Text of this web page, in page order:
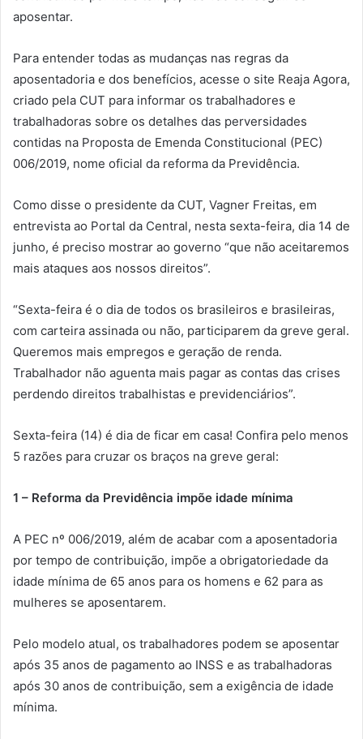
aposentar.
Para entender todas as mudanças nas regras da
aposentadoria e dos benefícios, acesse o site Reaja Agora,
criado pela CUT para informar os trabalhadores e
trabalhadoras sobre os detalhes das perversidades
contidas na Proposta de Emenda Constitucional (PEC)
006/2019, nome oficial da reforma da Previdência.
Como disse o presidente da CUT, Vagner Freitas, em
entrevista ao Portal da Central, nesta sexta-feira, dia 14 de
junho, é preciso mostrar ao governo “que não aceitaremos
mais ataques aos nossos direitos”.
“Sexta-feira é o dia de todos os brasileiros e brasileiras,
com carteira assinada ou não, participarem da greve geral.
Queremos mais empregos e geração de renda.
Trabalhador não aguenta mais pagar as contas das crises
perdendo direitos trabalhistas e previdenciários”.
Sexta-feira (14) é dia de ficar em casa! Confira pelo menos
5 razões para cruzar os braços na greve geral:
1 – Reforma da Previdência impõe idade mínima
A PEC nº 006/2019, além de acabar com a aposentadoria
por tempo de contribuição, impõe a obrigatoriedade da
idade mínima de 65 anos para os homens e 62 para as
mulheres se aposentarem.
Pelo modelo atual, os trabalhadores podem se aposentar
após 35 anos de pagamento ao INSS e as trabalhadoras
após 30 anos de contribuição, sem a exigência de idade
mínima.